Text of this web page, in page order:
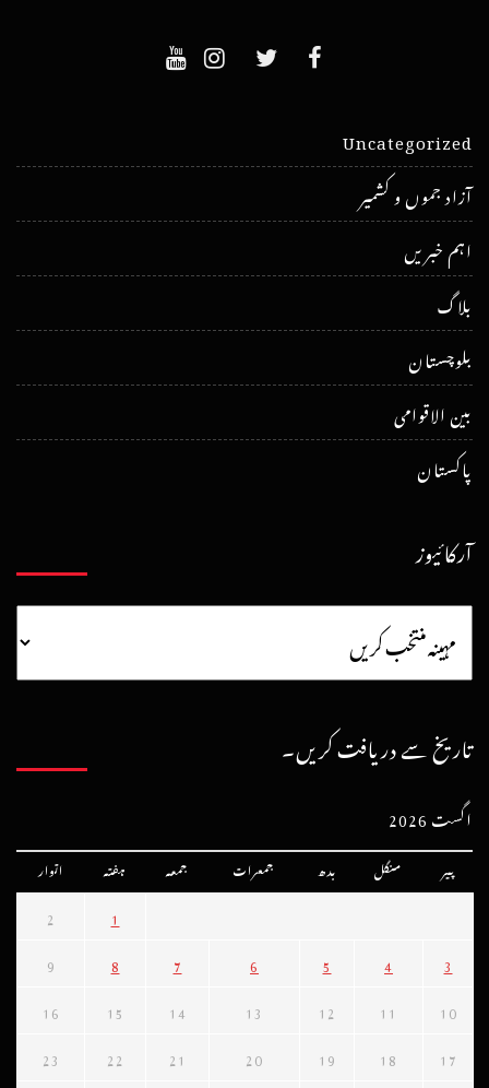
Uncategorized
آزاد جموں و کشمیر
اہم خبریں
بلاگ
بلوچستان
بین الاقوامی
پاکستان
آرکائیوز
تاریخ سے دریافت کریں۔
اگست 2026
پیر منگل بدھ جمعرات جمعہ ہفتہ اتوار
1
2
3
4
5
6
7
8
9
10
11
12
13
14
15
16
17
18
19
20
21
22
23